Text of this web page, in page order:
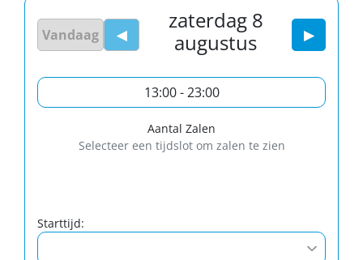
Vandaag ◀
zaterdag 8
augustus
▶
13:00 - 23:00
Aantal Zalen
Selecteer een tijdslot om zalen te zien
Starttijd: